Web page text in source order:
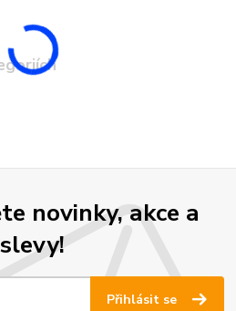
novinky, akce a
slevy!
Přihlásit se